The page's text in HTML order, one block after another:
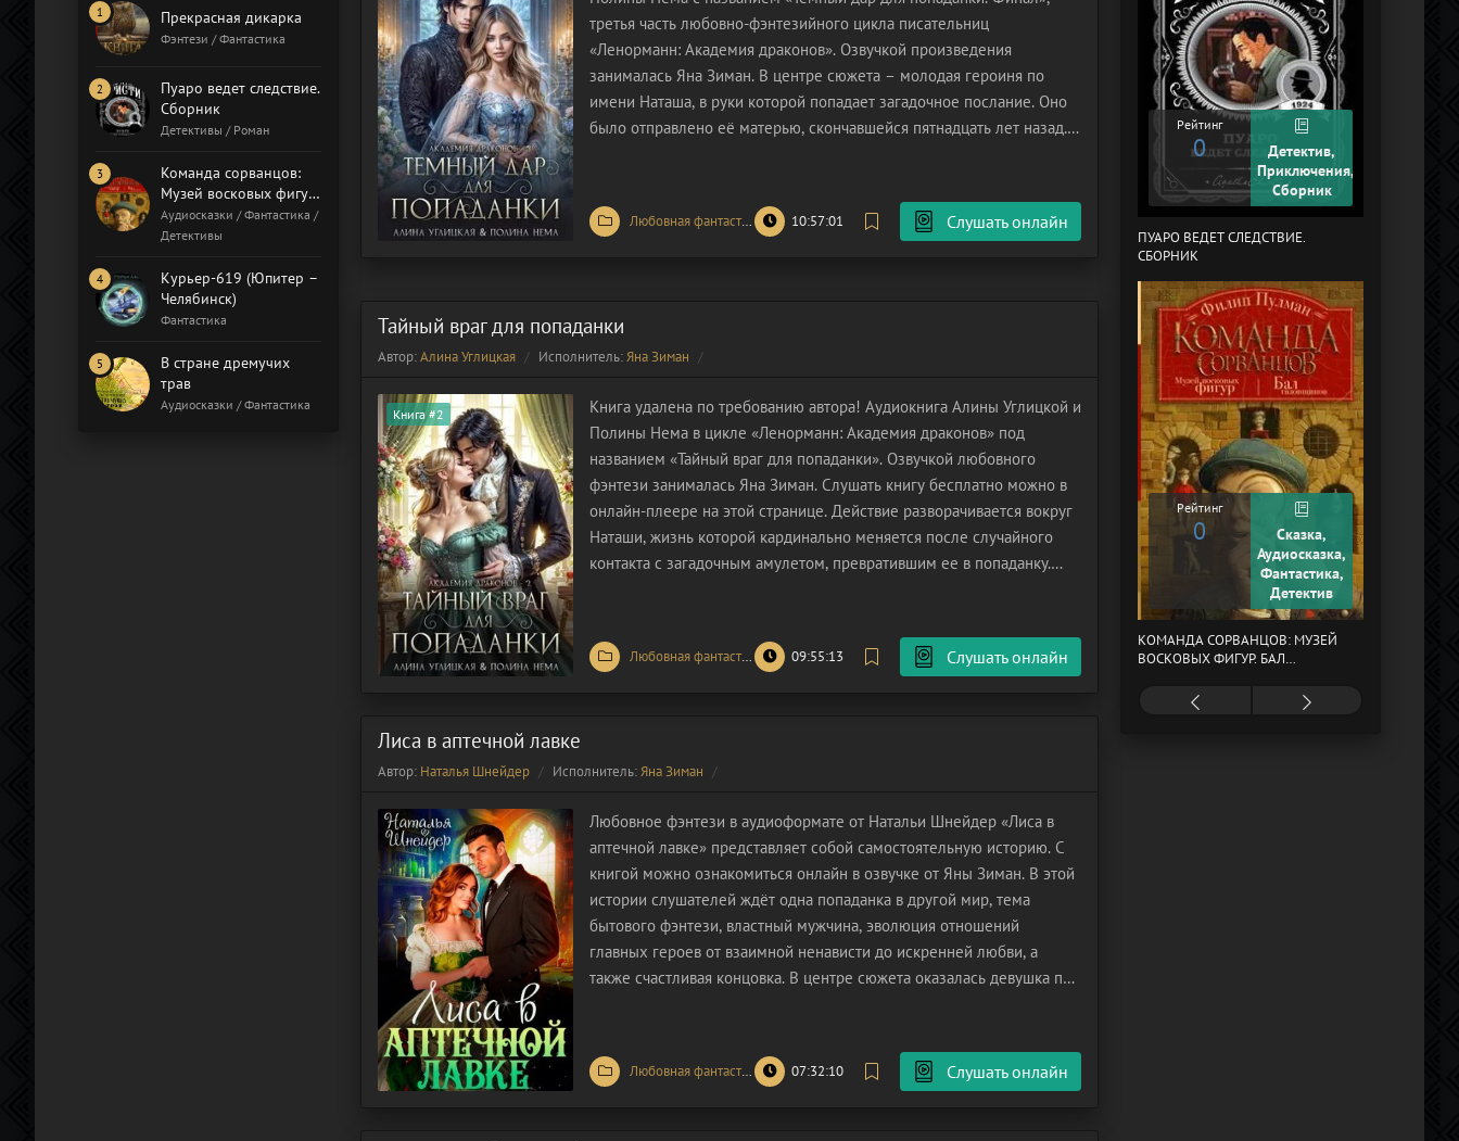
третья часть любовно-фэнтезийного цикла писательниц
«Ленорманн: Академия драконов». Озвучкой произведения
занималась Яна Зиман. В центре сюжета – молодая героиня по
имени Наташа, в руки которой попадает загадочное послание. Оно
было отправлено её матерью, скончавшейся пятнадцать лет назад.
Любовная фантастика /Попаданцы
10:57:01 Слушать онлайн
Тайный враг для попаданки
Автор:Алина Углицкая Исполнитель:Яна Зиман
Книга #2
Книга удалена по требованию автора! Аудиокнига Алины Углицкой и
Полины Нема в цикле «Ленорманн: Академия драконов» под
названием «Тайный враг для попаданки». Озвучкой любовного
фэнтези занималась Яна Зиман. Слушать книгу бесплатно можно в
онлайн-плеере на этой странице. Действие разворачивается вокруг
Наташи, жизнь которой кардинально меняется после случайного
контакта с загадочным амулетом, превратившим ее в попаданку.
Любовная фантастика /Попаданцы
09:55:13 Слушать онлайн
Лиса в аптечной лавке
Автор: Наталья Шнейдер Исполнитель:Яна Зиман
Любовное фэнтези в аудиоформате от Натальи Шнейдер «Лиса в
аптечной лавке» представляет собой самостоятельную историю. С
книгой можно ознакомиться онлайн в озвучке от Яны Зиман. В этой
истории слушателей ждёт одна попаданка в другой мир, тема
бытового фэнтези, властный мужчина, эволюция отношений
главных героев от взаимной ненависти до искренней любви, а
также счастливая концовка. В центре сюжета оказалась девушка по
Любовная фантастика /Попаданцы
07:32:10 Слушать онлайн
Прекрасная дикарка
Фэнтези / Фантастика
Пуаро ведет следствие.
Сборник
Детективы / Роман
Команда сорванцов:
Музей восковых фигур.
Бал газовщиков
Аудиосказки / Фантастика /
Детективы
Курьер-619 (Юпитер –
Челябинск)
Фантастика
В стране дремучих
трав
Аудиосказки / Фантастика
Рейтинг
0
Детектив,
Приключения,
Сборник
ПУАРО ВЕДЕТ СЛЕДСТВИЕ.
СБОРНИК
Рейтинг
0
Сказка,
Аудиосказка,
Фантастика,
Детектив
КОМАНДА СОРВАНЦОВ: МУЗЕЙ
ВОСКОВЫХ ФИГУР. БАЛ